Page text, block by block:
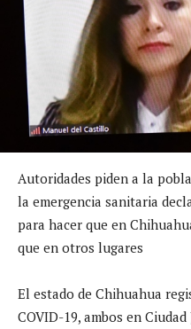
Autoridades piden a la
la emergencia sanitaria
para hacer que en
que en otros lugares
El estado de Chihuahua
COVID-19, ambos en